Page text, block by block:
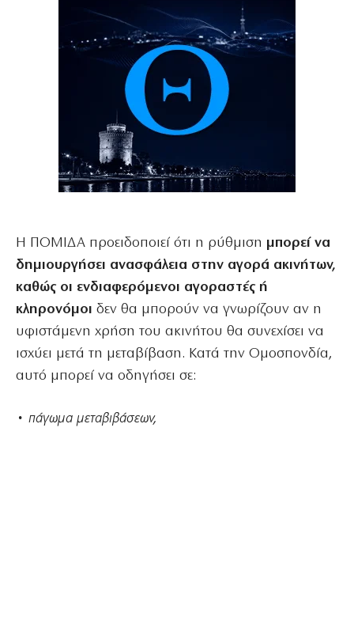
Η ΠΟΜΙΔΑ προειδοποιεί ότι η ρύθμιση μπορεί να
δημιουργήσει ανασφάλεια στην αγορά ακινήτων,
καθώς οι ενδιαφερόμενοι αγοραστές ή
κληρονόμοι δεν θα μπορούν να γνωρίζουν αν η
υφιστάμενη χρήση του ακινήτου θα συνεχίσει να
ισχύει μετά τη μεταβίβαση. Κατά την Ομοσπονδία,
αυτό μπορεί να οδηγήσει σε:
• πάγωμα μεταβιβάσεων,